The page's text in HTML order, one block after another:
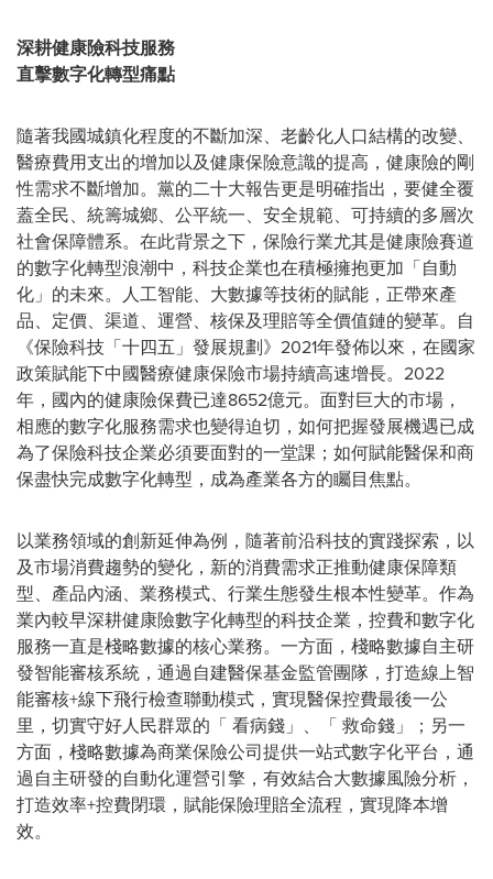
深耕健康險科技服務
直擊數字化轉型痛點
隨著我國城鎮化程度的不斷加深、老齡化人口結構的改變、
醫療費用支出的增加以及健康保險意識的提高，健康險的剛
性需求不斷增加。黨的二十大報告更是明確指出，要健全覆
蓋全民、統籌城鄉、公平統一、安全規範、可持續的多層次
社會保障體系。在此背景之下，保險行業尤其是健康險賽道
的數字化轉型浪潮中，科技企業也在積極擁抱更加「自動
化」的未來。人工智能、大數據等技術的賦能，正帶來產
品、定價、渠道、運營、核保及理賠等全價值鏈的變革。自
《保險科技「十四五」發展規劃》2021年發佈以來，在國家
政策賦能下中國醫療健康保險市場持續高速增長。2022
年，國內的健康險保費已達8652億元。面對巨大的市場，
相應的數字化服務需求也變得迫切，如何把握發展機遇已成
為了保險科技企業必須要面對的一堂課；如何賦能醫保和商
保盡快完成數字化轉型，成為產業各方的矚目焦點。
以業務領域的創新延伸為例，隨著前沿科技的實踐探索，以
及市場消費趨勢的變化，新的消費需求正推動健康保障類
型、產品內涵、業務模式、行業生態發生根本性變革。作為
業內較早深耕健康險數字化轉型的科技企業，控費和數字化
服務一直是棧略數據的核心業務。一方面，棧略數據自主研
發智能審核系統，通過自建醫保基金監管團隊，打造線上智
能審核+線下飛行檢查聯動模式，實現醫保控費最後一公
里，切實守好人民群眾的「 看病錢」、「 救命錢」；另一
方面，棧略數據為商業保險公司提供一站式數字化平台，通
過自主研發的自動化運營引擎，有效結合大數據風險分析，
打造效率+控費閉環，賦能保險理賠全流程，實現降本增
效。